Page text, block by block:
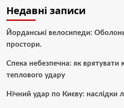
Недавні записи
Йорданські велосипеди: Оболонь
простори.
Спека небезпечна: як врятувати
теплового удару
Нічний удар по Києву: наслідки